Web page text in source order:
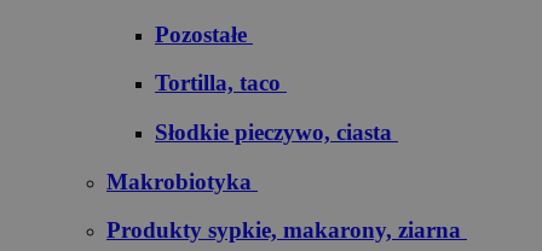
Pozostałe
Tortilla, taco
Słodkie pieczywo, ciasta
Makrobiotyka
Produkty sypkie, makarony, ziarna